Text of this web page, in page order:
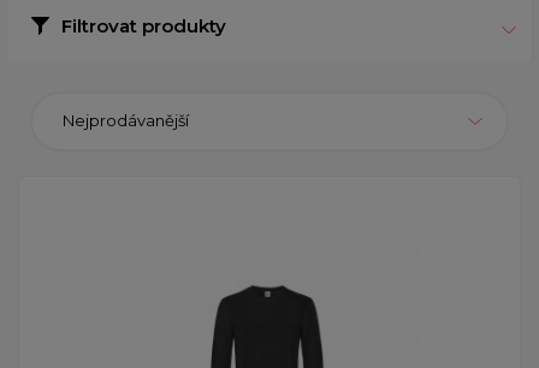
Filtrovat produkty
Nejprodávanější